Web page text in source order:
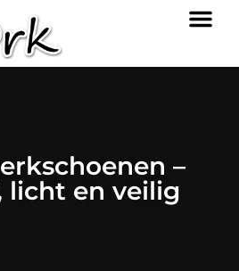
–
licht en veilig